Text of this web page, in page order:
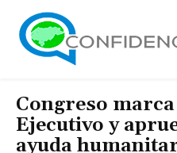
Congreso
Ejecutivo y
ayuda